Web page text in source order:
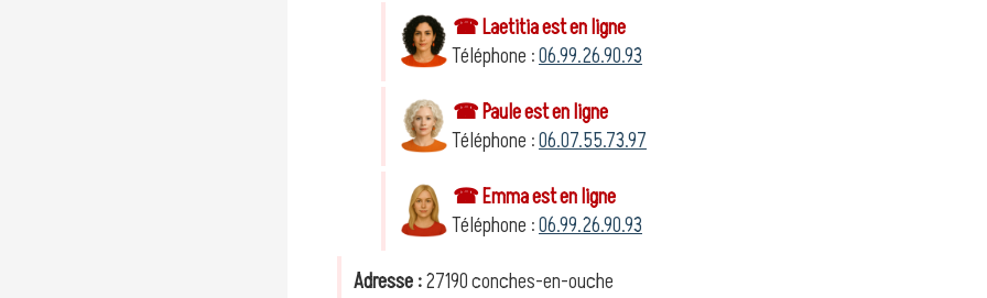
☎ Laetitia est en ligne
Téléphone :06.99.26.90.93
☎ Paule est en ligne
Téléphone :06.07.55.73.97
☎ Emma est en ligne
Téléphone :06.99.26.90.93
Adresse :27190 conches-en-ouche